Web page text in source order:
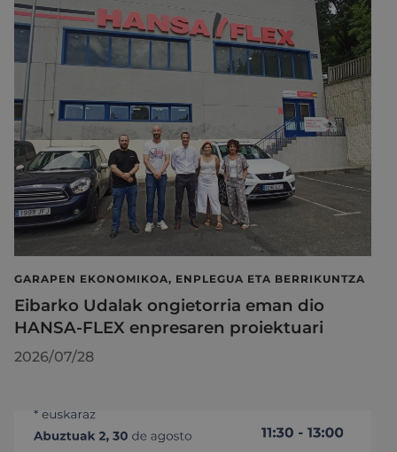
GARAPEN EKONOMIKOA, ENPLEGUA ETA BERRIKUNTZA
Eibarko Udalak ongietorria eman dio
HANSA-FLEX enpresaren proiektuari
2026/07/28